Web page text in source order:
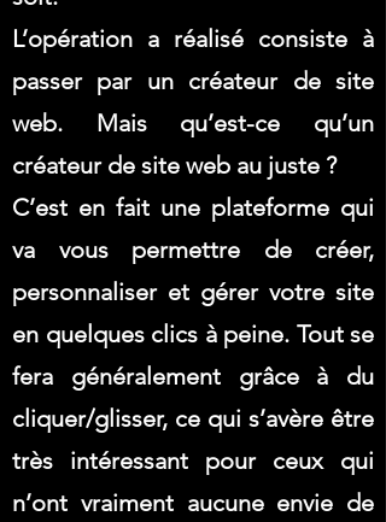
L’opération a réalisé consiste à
passer par un créateur de site
web. Mais qu’est-ce qu’un
créateur de site web au juste ?
C’est en fait une plateforme qui
va vous permettre de créer,
personnaliser et gérer votre site
en quelques clics à peine. Tout se
fera généralement grâce à du
cliquer/glisser, ce qui s’avère être
très intéressant pour ceux qui
n’ont vraiment aucune envie de